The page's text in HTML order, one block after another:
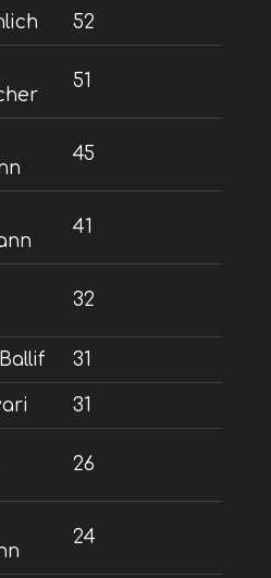
52
51
45
41
32
31
31
26
24